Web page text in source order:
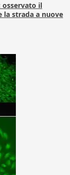
osservato il
la strada a nuove